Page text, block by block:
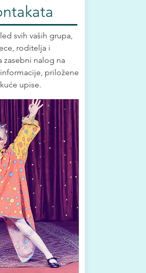
svih vaših grupa,
roditelja i
zasebni nalog na
priložene
upise.